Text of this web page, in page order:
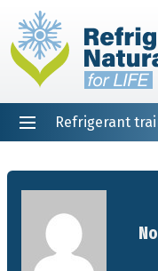
Refrigerant